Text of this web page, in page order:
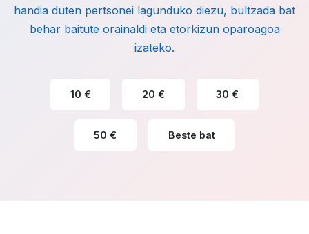
handia duten pertsonei lagunduko diezu, bultzada bat
behar baitute orainaldi eta etorkizun oparoagoa
izateko.
10 € 20 € 30 €
50 € Beste bat